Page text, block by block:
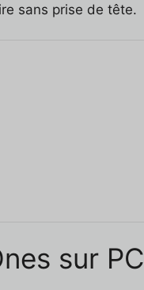
sans prise de tête.
sur PC